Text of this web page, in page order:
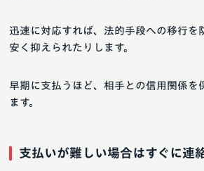
迅速に対応すれば、法的手段への移行を
安く抑えられたりします。
早期に支払うほど、相手との信用関係を
ます。
支払いが難しい場合はすぐに連